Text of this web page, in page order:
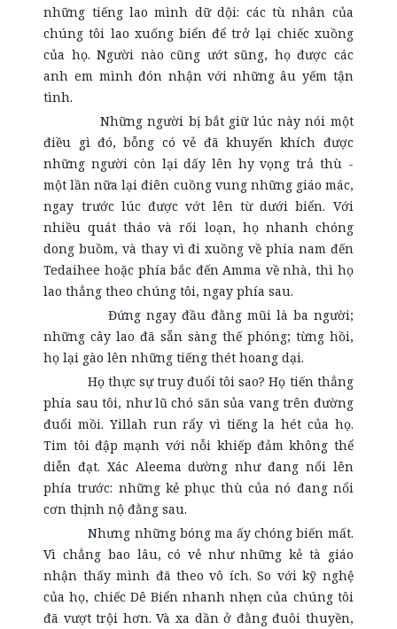
những tiếng lao mình dữ dội: các tù nhân của
chúng tôi lao xuống biển để trở lại chiếc xuồng
của họ. Người nào cũng ướt sũng, họ được các
anh em mình đón nhận với những âu yếm tận
tình.
Những người bị bắt giữ lúc này nói một
điều gì đó, bỗng có vẻ đã khuyến khích được
những người còn lại dấy lên hy vọng trả thù -
một lần nữa lại điên cuồng vung những giáo mác,
ngay trước lúc được vớt lên từ dưới biển. Với
nhiều quát tháo và rối loạn, họ nhanh chóng
dong buồm, và thay vì đi xuồng về phía nam đến
Tedaihee hoặc phía bắc đến Amma về nhà, thì họ
lao thẳng theo chúng tôi, ngay phía sau.
Đứng ngay đầu đằng mũi là ba người;
những cây lao đã sẵn sàng thế phóng; từng hồi,
họ lại gào lên những tiếng thét hoang dại.
Họ thực sự truy đuổi tôi sao? Họ tiến thẳng
phía sau tôi, như lũ chó săn sủa vang trên đường
đuổi mồi. Yillah run rẩy vì tiếng la hét của họ.
Tim tôi đập mạnh với nỗi khiếp đảm không thể
diễn đạt. Xác Aleema dường như đang nổi lên
phía trước: những kẻ phục thù của nó đang nổi
cơn thịnh nộ đằng sau.
Nhưng những bóng ma ấy chóng biến mất.
Vì chẳng bao lâu, có vẻ như những kẻ tà giáo
nhận thấy mình đã theo vô ích. So với kỹ nghệ
của họ, chiếc Dê Biển nhanh nhẹn của chúng tôi
đã vượt trội hơn. Và xa dần ở đằng đuôi thuyền,